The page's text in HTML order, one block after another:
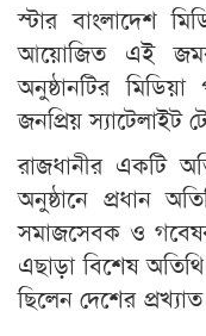
স্টার বাংলাদেশ
আয়োজিত এই
অনুষ্ঠানটির
জনপ্রিয় স্যাটেলাইট
রাজধানীর একটি
অনুষ্ঠানে প্রধান
সমাজসেবক ও
এছাড়া বিশেষ
ছিলেন দেশের